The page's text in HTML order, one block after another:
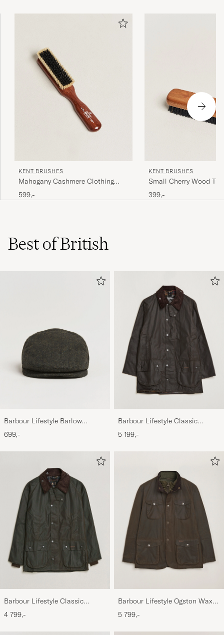
KENT BRUSHES
Mahogany Cashmere Clothing
Brush
599,-
KENT BRUSHES
Small Cherry Wood
Clothing Brush
399,-
Best of British
Barbour Lifestyle Barlow
Herringbone Cap Olive
699,-
Barbour Lifestyle Classic
Beaufort Jacket Olive
5 199,-
Barbour Lifestyle Classic
Bedale Jacket Olive
4 799,-
Barbour Lifestyle Ogston Waxed
Jacket Olive
5 799,-